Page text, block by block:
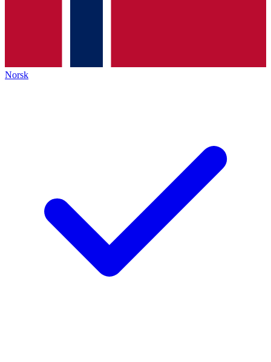
Norsk